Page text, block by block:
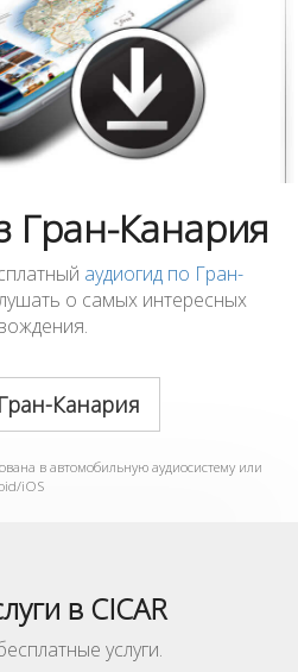
Гран-Канария
аудиогид по Гран-
о самых интересных
Канария
в автомобильную аудиосистему или
iOS
в CICAR
услуги.